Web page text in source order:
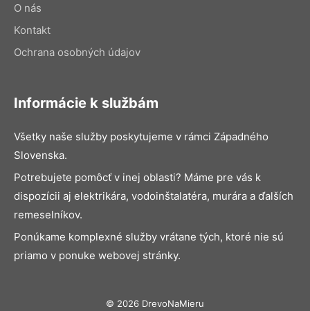
O nás
Kontakt
Ochrana osobných údajov
Informácie k službám
Všetky naše služby poskytujeme v rámci Západného
Slovenska.
Potrebujete pomôcť v inej oblasti? Máme pre vás k
dispozícii aj elektrikára, vodoinštalatéra, murára a ďalších
remeselníkov.
Ponúkame komplexné služby vrátane tých, ktoré nie sú
priamo v ponuke webovej stránky.
© 2026 DrevoNaMieru